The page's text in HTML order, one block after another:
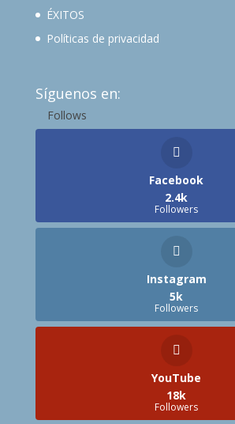
ÉXITOS
Políticas de privacidad
Síguenos en:
Follows
Facebook
2.4k
Followers
Instagram
5k
Followers
YouTube
18k
Followers